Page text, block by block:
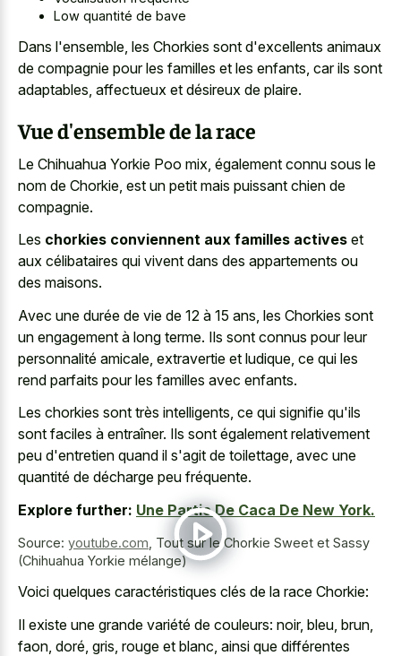
Low quantité de bave
Dans l'ensemble, les Chorkies sont d'excellents animaux
de compagnie pour les familles et les enfants, car ils sont
adaptables, affectueux et désireux de plaire.
Vue d'ensemble de la race
Le Chihuahua Yorkie Poo mix, également connu sous le
nom de Chorkie, est un petit mais puissant chien de
compagnie.
Les chorkies conviennent aux familles actives et
aux célibataires qui vivent dans des appartements ou
des maisons.
Avec une durée de vie de 12 à 15 ans, les Chorkies sont
un engagement à long terme. Ils sont connus pour leur
personnalité amicale, extravertie et ludique, ce qui les
rend parfaits pour les familles avec enfants.
Les chorkies sont très intelligents, ce qui signifie qu'ils
sont faciles à entraîner. Ils sont également relativement
peu d'entretien quand il s'agit de toilettage, avec une
quantité de décharge peu fréquente.
Explore further: Une Partie De Caca De New York.
Source: youtube.com Tout sur le Chorkie Sweet et Sassy
(Chihuahua Yorkie mélange)
Voici quelques caractéristiques clés de la race Chorkie:
Il existe une grande variété de couleurs: noir, bleu, brun,
faon, doré, gris, rouge et blanc, ainsi que différentes